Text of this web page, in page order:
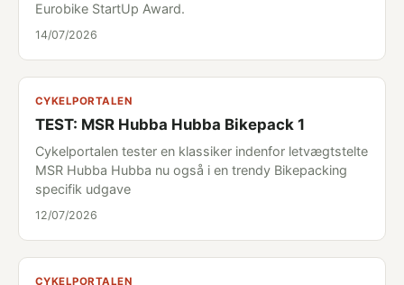
Eurobike StartUp Award.
14/07/2026
CYKELPORTALEN
TEST: MSR Hubba Hubba Bikepack 1
Cykelportalen tester en klassiker indenfor letvægtstelte
MSR Hubba Hubba nu også i en trendy Bikepacking
specifik udgave
12/07/2026
CYKELPORTALEN